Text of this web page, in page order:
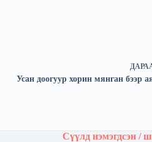
Усан доогуур хорин мянган бээр
Сүүлд нэмэгдсэн /